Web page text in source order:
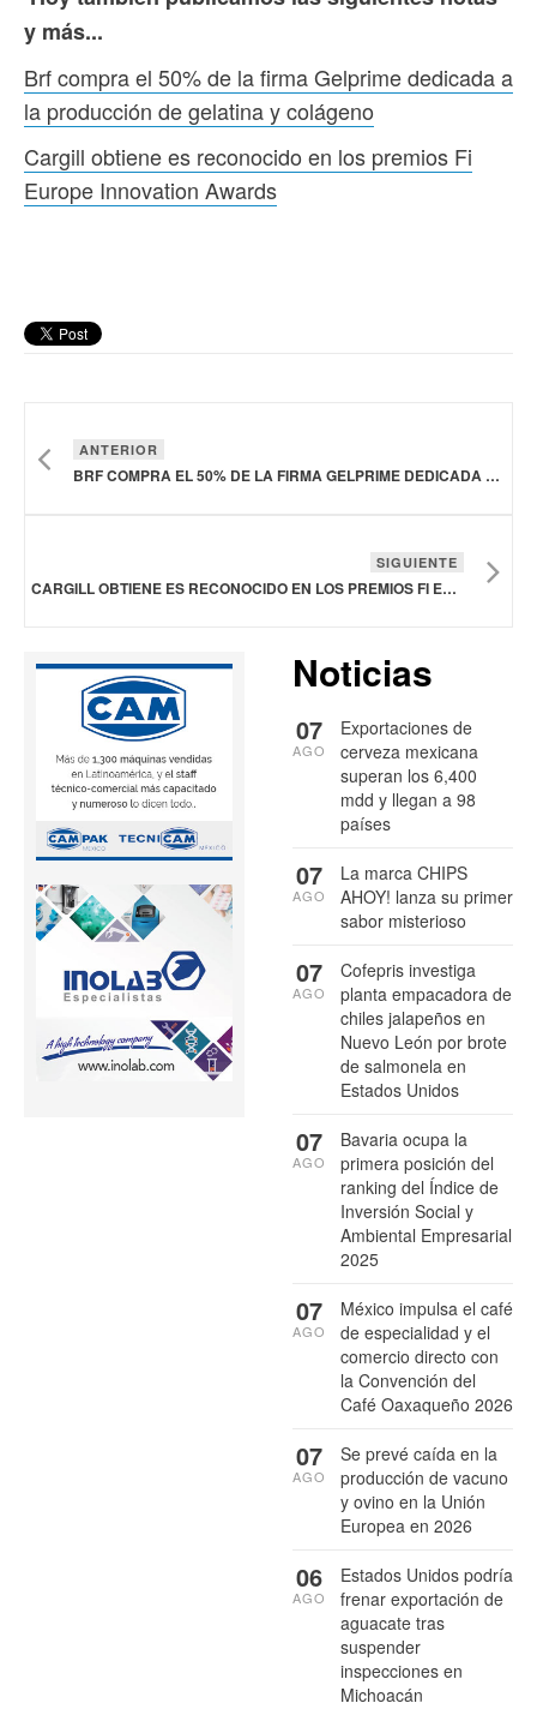
y más...
Brf compra el 50% de la firma Gelprime dedicada a
la producción de gelatina y colágeno
Cargill obtiene es reconocido en los premios Fi
Europe Innovation Awards
ANTERIOR
BRF COMPRA EL 50% DE LA FIRMA GELPRIME DEDICADA A LA PRODUCCIÓN DE GELATINA Y COLÁGENO
SIGUIENTE
CARGILL OBTIENE ES RECONOCIDO EN LOS PREMIOS FI EUROPE INNOVATION AWARDS
Noticias
Exportaciones de
cerveza mexicana
superan los 6,400
mdd y llegan a 98
países
07
AGO
La marca CHIPS
AHOY! lanza su primer
sabor misterioso
07
AGO
Cofepris investiga
planta empacadora de
chiles jalapeños en
Nuevo León por brote
de salmonela en
Estados Unidos
07
AGO
Bavaria ocupa la
primera posición del
ranking del Índice de
Inversión Social y
Ambiental Empresarial
2025
07
AGO
México impulsa el café
de especialidad y el
comercio directo con
la Convención del
Café Oaxaqueño 2026
07
AGO
Se prevé caída en la
producción de vacuno
y ovino en la Unión
Europea en 2026
07
AGO
Estados Unidos podría
frenar exportación de
aguacate tras
suspender
inspecciones en
Michoacán
06
AGO